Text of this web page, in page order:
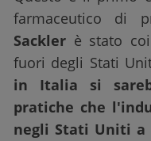
farmaceutico di
Sackler è stato
fuori degli Stati
in Italia si
pratiche che
negli Stati Uniti a